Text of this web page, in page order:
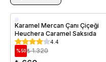
Saksıda
Karamel Mercan Çanı Çiçeği
Heuchera Caramel Saksıda
4.4
% 50 ₺ 1.320